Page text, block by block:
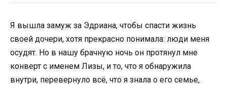
Я вышла замуж за Эдриана, чтобы спасти жизнь
своей дочери, хотя прекрасно понимала: люди меня
осудят. Но в нашу брачную ночь он протянул мне
конверт с именем Лизы, и то, что я обнаружила
внутри, перевернуло всё, что я знала о его семье,